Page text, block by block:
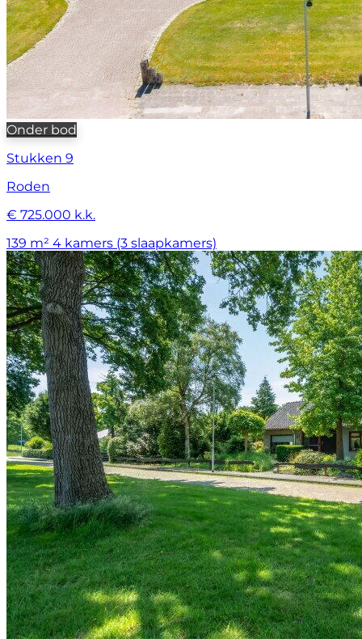
Onder bod
Stukken 9
Roden
€ 725.000 k.k.
139 m² 4 kamers (3 slaapkamers)